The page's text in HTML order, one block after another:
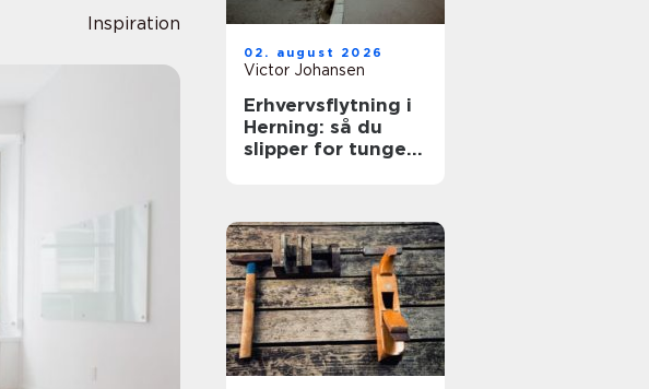
Inspiration
02. august 2026
Victor Johansen
Erhvervsflytning i
Herning: så du
slipper for tunge